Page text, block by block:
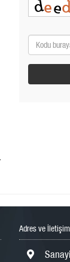
Adres ve İletişim